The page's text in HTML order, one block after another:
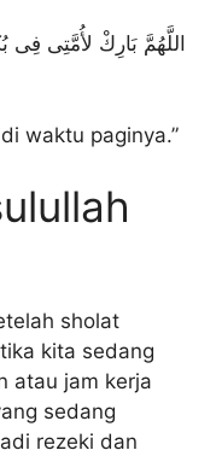
اللَّهُمَّ بَارِكْ لأُمَّتِى فِى
waktu paginya.”
sholat
kita sedang
atau jam kerja
sedang
rezeki dan